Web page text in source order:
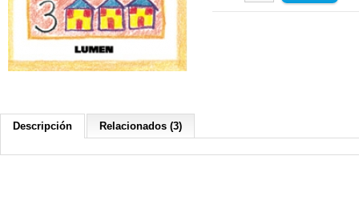
Descripción Relacionados (3)